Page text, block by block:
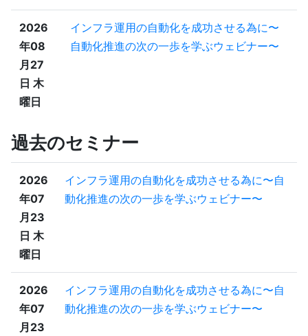
2026
年08
月27
日 木
曜日
インフラ運用の自動化を成功させる為に〜
自動化推進の次の一歩を学ぶウェビナー〜
過去のセミナー
2026
年07
月23
日 木
曜日
インフラ運用の自動化を成功させる為に〜自
動化推進の次の一歩を学ぶウェビナー〜
2026
年07
月23
インフラ運用の自動化を成功させる為に〜自
動化推進の次の一歩を学ぶウェビナー〜